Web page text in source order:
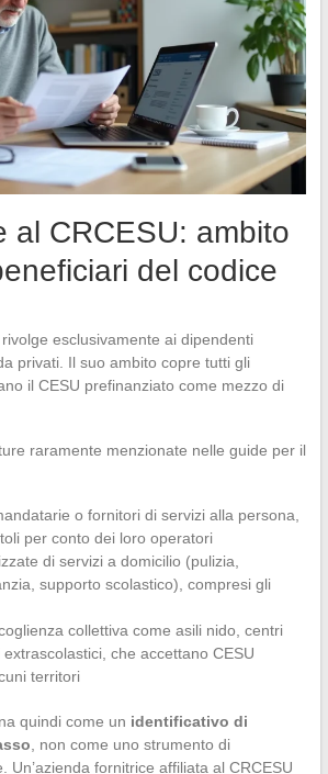
al CRCESU: ambito
del codice
esclusivamente ai dipendenti
privati. Il suo ambito copre tutti gli
il CESU prefinanziato come mezzo di
raramente menzionate nelle guide per il
o fornitori di servizi alla persona,
per conto dei loro operatori
di servizi a domicilio (pulizia,
supporto scolastico), compresi gli
collettiva come asili nido, centri
che accettano CESU
territori
quindi come un identificativo di
, non come uno strumento di
Un’azienda fornitrice affiliata al CRCESU